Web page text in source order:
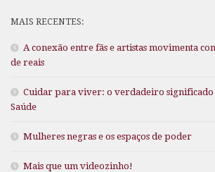
MAIS RECENTES:
A conexão entre fãs e artistas movimenta
de reais
Cuidar para viver: o verdadeiro significado
Saúde
Mulheres negras e os espaços de poder
Mais que um videozinho!